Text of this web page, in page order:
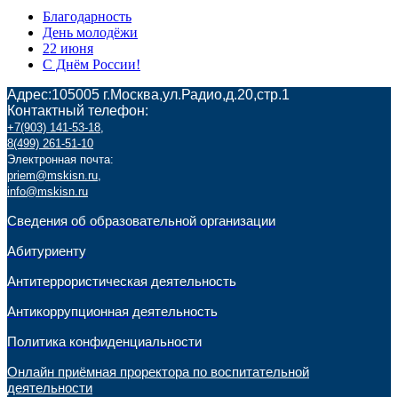
Благодарность
День молодёжи
22 июня
С Днём России!
Адрес:105005 г.Москва,ул.Радио,д.20,стр.1
Контактный телефон:
+7(903) 141-53-18,
8(499) 261-51-10
Электронная почта:
priem@mskisn.ru,
info@mskisn.ru
Сведения об образовательной организации
Абитуриенту
Антитеррористическая деятельность
Антикоррупционная деятельность
Политика конфиденциальности
Онлайн приёмная проректора по воспитательной
деятельности